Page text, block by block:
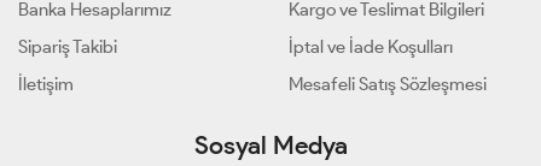
Banka Hesaplarımız
Sipariş Takibi
İletişim
Kargo ve Teslimat Bilgileri
İptal ve İade Koşulları
Mesafeli Satış Sözleşmesi
Sosyal Medya